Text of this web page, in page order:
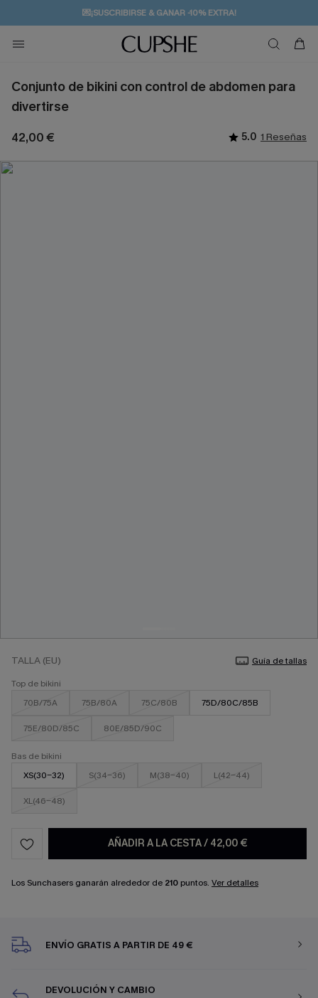
💌¡SUSCRIBIRSE & GANAR -10% EXTRA!
🚚ENVÍO GRATUITO A PARTIR DE 49 € >>
Conjunto de bikini con control de abdomen para
divertirse
42,00 € 5.0 1 Reseñas
TALLA (EU)
Guía de tallas
Top de bikini
70B/75A
75B/80A 75C/80B 75D/80C/85B
75E/80D/85C 80E/85D/90C
Bas de bikini
XS(30-32)
S(34-36) M(38-40) L(42-44)
XL(46-48)
AÑADIR A LA CESTA/ 42,00 €
Los Sunchasers ganarán alrededor de 210 puntos. Ver detalles
ENVÍO GRATIS A PARTIR DE 49 €
DEVOLUCIÓN Y CAMBIO